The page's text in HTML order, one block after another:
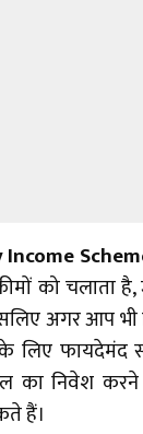
को चलाता है,
अगर आप
लिए फायदेमंद
का निवेश
हैं।